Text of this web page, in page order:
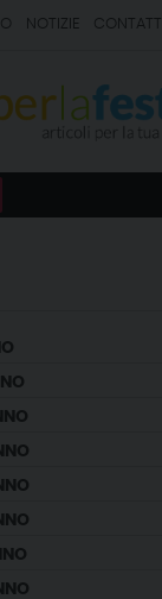
NOTIZIE CONTATTI